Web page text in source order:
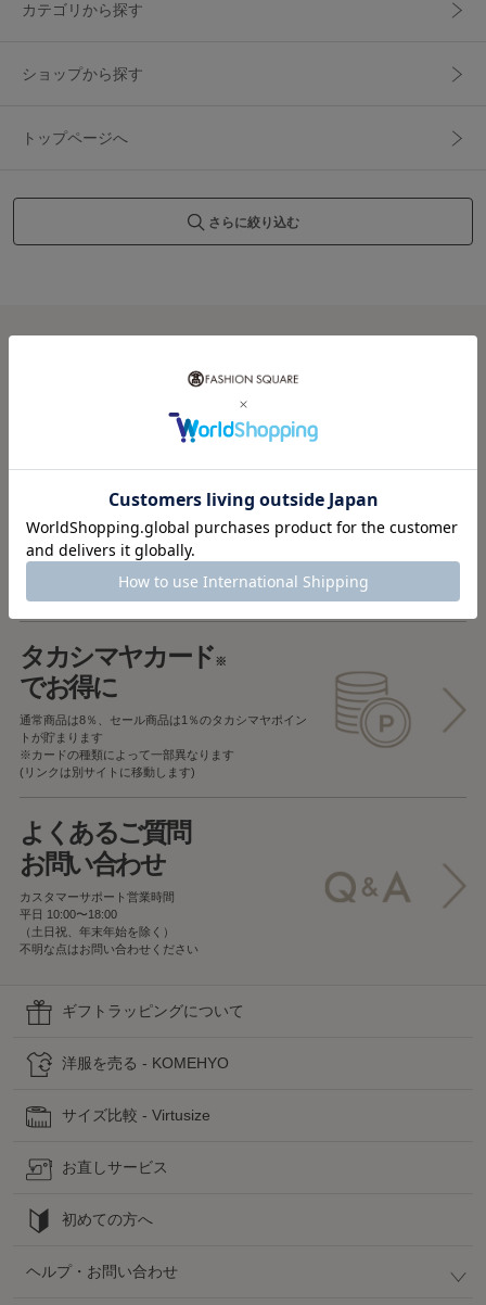
カテゴリから探す
ショップから探す
トップページへ
さらに絞り込む
返品OK
一部商品を除き、
返品することが可能です
タカシマヤカード※
でお得に
通常商品は8％、セール商品は1％のタカシマヤポイン
トが貯まります
※カードの種類によって一部異なります
(リンクは別サイトに移動します)
よくあるご質問
お問い合わせ
カスタマーサポート営業時間
平日 10:00〜18:00
（土日祝、年末年始を除く）
不明な点はお問い合わせください
ギフトラッピングについて
洋服を売る - KOMEHYO
サイズ比較 - Virtusize
お直しサービス
初めての方へ
ヘルプ・お問い合わせ